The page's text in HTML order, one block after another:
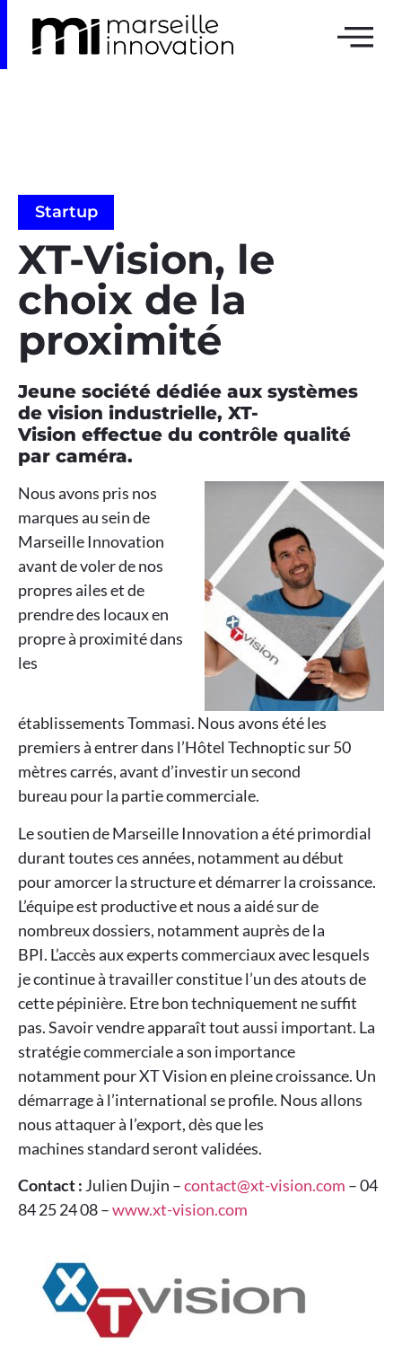
Startup
XT-Vision, le
choix de la
proximité
Jeune société dédiée aux systèmes
de vision industrielle, XT-
Vision effectue du contrôle qualité
par caméra.
Nous avons pris nos
marques au sein de
Marseille Innovation
avant de voler de nos
propres ailes et de
prendre des locaux en
propre à proximité dans
les
établissements Tommasi. Nous avons été les
premiers à entrer dans l’Hôtel Technoptic sur 50
mètres carrés, avant d’investir un second
bureau pour la partie commerciale.
Le soutien de Marseille Innovation a été primordial
durant toutes ces années, notamment au début
pour amorcer la structure et démarrer la croissance.
L’équipe est productive et nous a aidé sur de
nombreux dossiers, notamment auprès de la
BPI. L’accès aux experts commerciaux avec lesquels
je continue à travailler constitue l’un des atouts de
cette pépinière. Etre bon techniquement ne suffit
pas. Savoir vendre apparaît tout aussi important. La
stratégie commerciale a son importance
notamment pour XT Vision en pleine croissance. Un
démarrage à l’international se profile. Nous allons
nous attaquer à l’export, dès que les
machines standard seront validées.
Contact : Julien Dujin –contact@xt-vision.com – 04
84 25 24 08 –www.xt-vision.com